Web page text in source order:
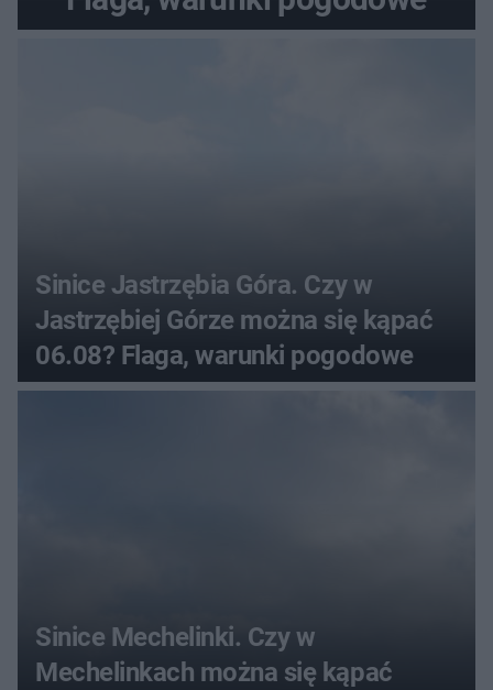
Sinice Jastrzębia Góra. Czy w
Jastrzębiej Górze można się kąpać
06.08? Flaga, warunki pogodowe
Sinice Mechelinki. Czy w
Mechelinkach można się kąpać